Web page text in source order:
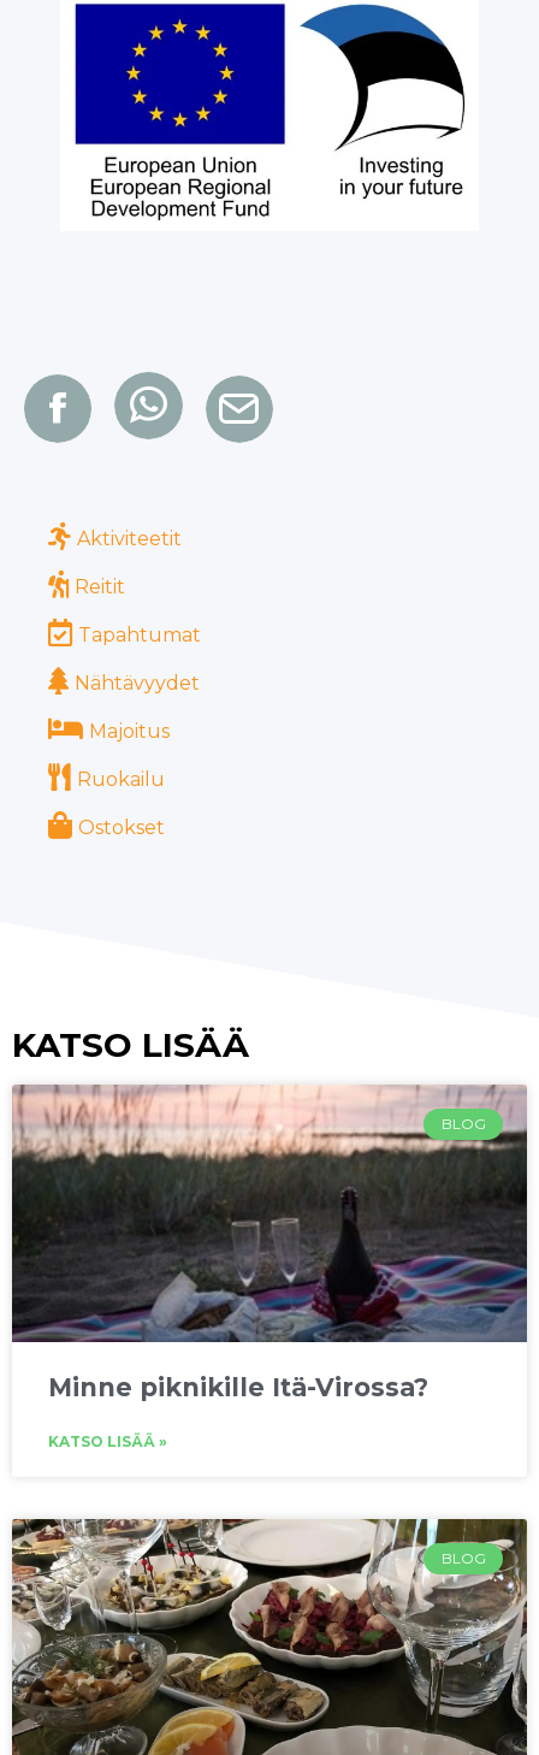
Aktiviteetit
Reitit
Tapahtumat
Nähtävyydet
Majoitus
Ruokailu
Ostokset
KATSO LISÄÄ
BLOG
Minne piknikille Itä-Virossa?
KATSO LISÄÄ »
BLOG